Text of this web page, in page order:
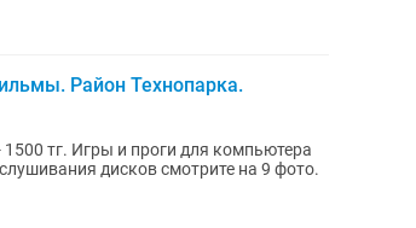
Район Технопарка.